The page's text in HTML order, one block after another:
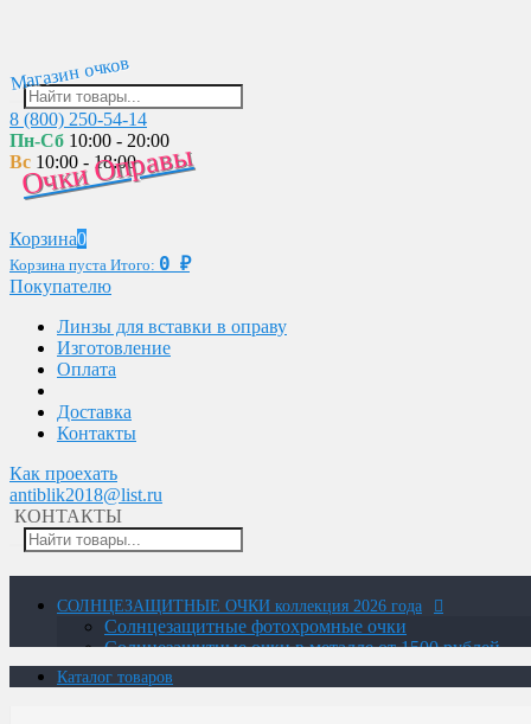
Очки Оправы
Магазин очков
8 (800) 250-54-14
Пн-Сб 10:00 - 20:00
Вс 10:00 - 18:00
Корзина0
Корзина пуста Итого: 0 ₽
Покупателю
Линзы для вставки в оправу
Изготовление
Оплата
Доставка
Контакты
Как проехать
antiblik2018@list.ru
КОНТАКТЫ
СОЛНЦЕЗАЩИТНЫЕ ОЧКИ коллекция 2026 года
Солнцезащитные фотохромные очки
Солнцезащитные очки в металле от 1500 рублей
Солнцезащитные очки в пластике от 1200 рублей
Солнцезащитные очки детские от 700 рублей
Каталог товаров